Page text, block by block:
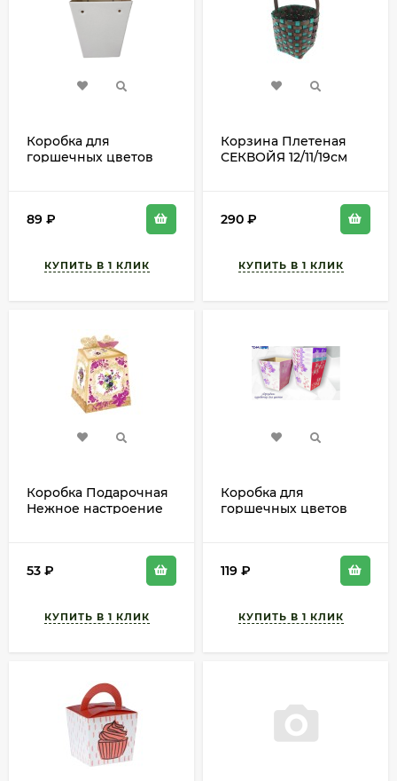
Коробка для
горшечных цветов
89 ₽
Корзина Плетеная
СЕКВОЙЯ 12/11/19см
290 ₽
Коробка Подарочная
Нежное настроение
53 ₽
Коробка для
горшечных цветов
119 ₽